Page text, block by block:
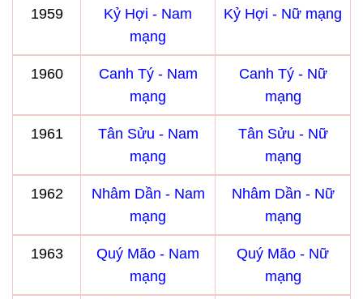
1959
Kỷ Hợi - Nam
mạng
Kỷ Hợi - Nữ mạng
1960
Canh Tý - Nam
mạng
Canh Tý - Nữ
mạng
1961
Tân Sửu - Nam
mạng
Tân Sửu - Nữ
mạng
1962
Nhâm Dần - Nam
mạng
Nhâm Dần - Nữ
mạng
1963
Quý Mão - Nam
mạng
Quý Mão - Nữ
mạng